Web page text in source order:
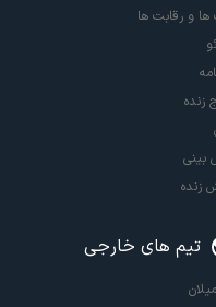
ها و رقابت ها
زنده
بینی
زنده
تیم های خارجی